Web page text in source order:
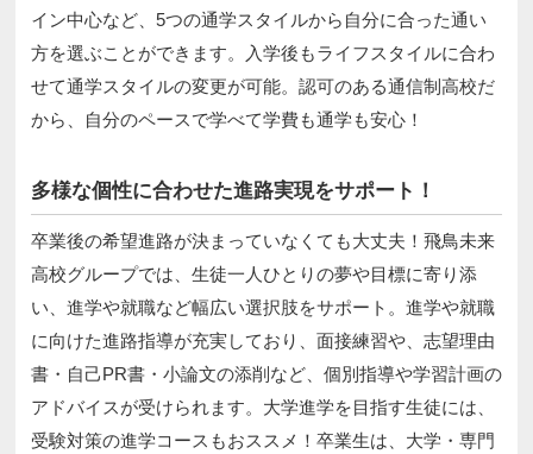
イン中心など、5つの通学スタイルから自分に合った通い
方を選ぶことができます。入学後もライフスタイルに合わ
せて通学スタイルの変更が可能。認可のある通信制高校だ
から、自分のペースで学べて学費も通学も安心！
多様な個性に合わせた進路実現をサポート！
卒業後の希望進路が決まっていなくても大丈夫！飛鳥未来
高校グループでは、生徒一人ひとりの夢や目標に寄り添
い、進学や就職など幅広い選択肢をサポート。進学や就職
に向けた進路指導が充実しており、面接練習や、志望理由
書・自己PR書・小論文の添削など、個別指導や学習計画の
アドバイスが受けられます。大学進学を目指す生徒には、
受験対策の進学コースもおススメ！卒業生は、大学・専門